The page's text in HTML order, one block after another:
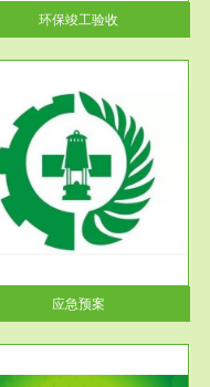
环保竣工验收
应急预案